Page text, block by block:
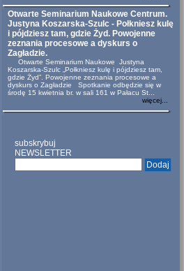
Otwarte Seminarium Naukowe Centrum.
Justyna Koszarska-Szulc - Połkniesz kulę
i pójdziesz tam, gdzie Żyd. Powojenne
zeznania procesowe a dyskurs o
Zagładzie.
Otwarte Seminarium Naukowe Justyna
Koszarska-Szulc „Połkniesz kulę i pójdziesz tam,
gdzie Żyd”. Powojenne zeznania procesowe a
dyskurs o Zagładzie Spotkanie odbędzie się w
środę 15 kwietnia br. w sali 161 w Pałacu St...
więcej...
subskrybuj
NEWSLETTER